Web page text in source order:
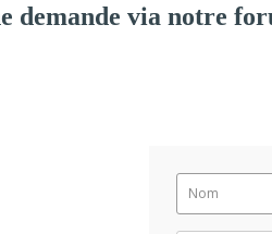
demande via notre